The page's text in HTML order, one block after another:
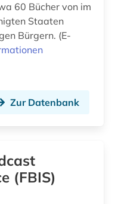
erzdiözese münchen und freising (1)
(1)
60 Bücher von im
Staaten
Bürgern. (E-
Zur Datenbank
(FBIS)